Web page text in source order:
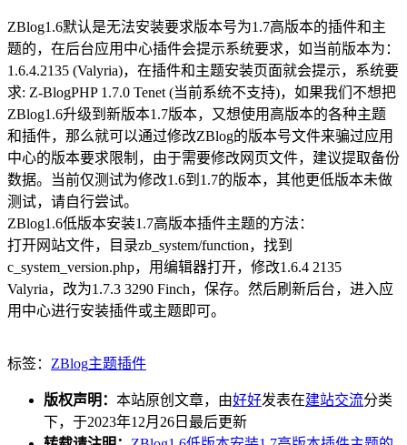
ZBlog1.6默认是无法安装要求版本号为1.7高版本的插件和主
题的，在后台应用中心插件会提示系统要求，如当前版本为：
1.6.4.2135 (Valyria)，在插件和主题安装页面就会提示，系统要
求: Z-BlogPHP 1.7.0 Tenet (当前系统不支持)，如果我们不想把
ZBlog1.6升级到新版本1.7版本，又想使用高版本的各种主题
和插件，那么就可以通过修改ZBlog的版本号文件来骗过应用
中心的版本要求限制，由于需要修改网页文件，建议提取备份
数据。当前仅测试为修改1.6到1.7的版本，其他更低版本未做
测试，请自行尝试。
ZBlog1.6低版本安装1.7高版本插件主题的方法：
打开网站文件，目录zb_system/function，找到
c_system_version.php，用编辑器打开，修改1.6.4 2135
Valyria，改为1.7.3 3290 Finch，保存。然后刷新后台，进入应
用中心进行安装插件或主题即可。
标签： ZBlog主题插件
版权声明： 本站原创文章，由好好发表在建站交流分类
下，于2023年12月26日最后更新